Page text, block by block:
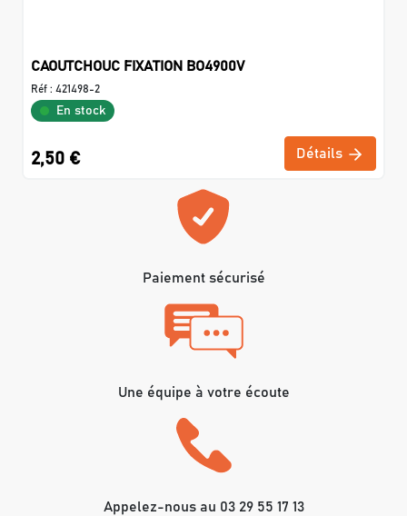
CAOUTCHOUC FIXATION BO4900V
Réf : 421498-2
En stock
2,50 € Détails
Paiement sécurisé
Une équipe à votre écoute
Appelez-nous au 03 29 55 17 13